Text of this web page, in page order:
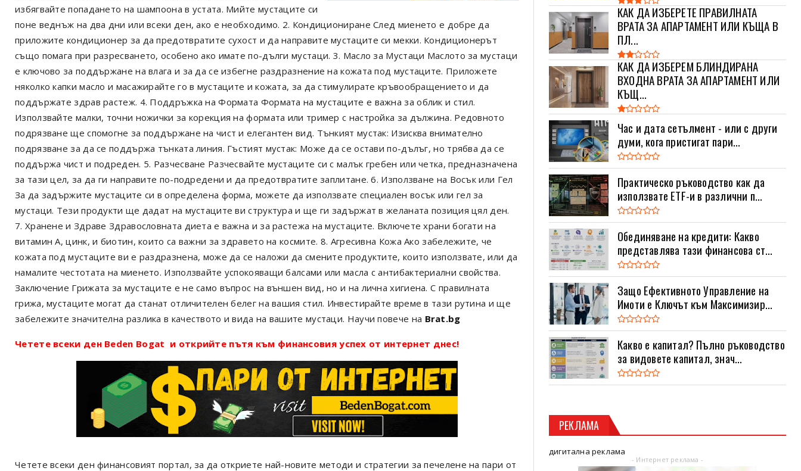
избягвайте попадането на шампоона в устата. Мийте мустаците си
поне веднъж на два дни или всеки ден, ако е необходимо. 2. Кондициониране След миенето е добре да
приложите кондиционер за да предотвратите сухост и да направите мустаците си мекки. Кондиционерът
също помага при разресването, особено ако имате по-дълги мустаци. 3. Масло за Мустаци Маслото за мустаци
е ключово за поддържане на влага и за да се избегне раздразнение на кожата под мустаците. Приложете
няколко капки масло и масажирайте го в мустаците и кожата, за да стимулирате кръвообращението и да
поддържате здрав растеж. 4. Поддръжка на Формата Формата на мустаците е важна за облик и стил.
Използвайте малки, точни ножички за корекция на формата или тример с настройка за дължина. Редовното
подрязване ще спомогне за поддържане на чист и елегантен вид. Тънкият мустак: Изисква внимателно
подрязване за да се поддържа тънката линия. Гъстият мустак: Може да се остави по-дълъг, но трябва да се
поддържа чист и подреден. 5. Разчесване Разчесвайте мустаците си с малък гребен или четка, предназначена
за тази цел, за да ги направите по-подредени и да предотвратите заплитане. 6. Използване на Восък или Гел
За да задържите мустаците си в определена форма, можете да използвате специален восък или гел за
мустаци. Тези продукти ще дадат на мустаците ви структура и ще ги задържат в желаната позиция цял ден.
7. Хранене и Здраве Здравословната диета е важна и за растежа на мустаците. Включете храни богати на
витамин А, цинк, и биотин, които са важни за здравето на космите. 8. Агресивна Кожа Ако забележите, че
кожата под мустаците ви е раздразнена, може да се наложи да смените продуктите, които използвате, или да
намалите честотата на миенето. Използвайте успокояващи балсами или масла с антибактериални свойства.
Заключение Грижата за мустаците е не само въпрос на външен вид, но и на лична хигиена. С правилната
грижа, мустаците могат да станат отличителен белег на вашия стил. Инвестирайте време в тази рутина и ще
забележите значителна разлика в качеството и вида на вашите мустаци. Научи повече на Brat.bg
Четете всеки ден Beden Bogat и открийте пътя към финансовия успех от интернет днес!
Четете всеки ден финансовият портал, за да откриете най-новите методи и стратегии за печелене на пари от
КАК ДА ИЗБЕРЕТЕ ПРАВИЛНАТА
ВРАТА ЗА АПАРТАМЕНТ ИЛИ КЪЩА В
ПЛ...
КАК ДА ИЗБЕРЕМ БЛИНДИРАНА
ВХОДНА ВРАТА ЗА АПАРТАМЕНТ ИЛИ
КЪЩ...
Час и дата сетълмент - или с други
думи, кога пристигат пари...
Практическо ръководство как да
използвате ETF-и в различни п...
Обединяване на кредити: Какво
представлява тази финансова ст...
Защо Ефективното Управление на
Имоти е Ключът към Максимизир...
Какво е капитал? Пълно ръководство
за видовете капитал, знач...
РЕКЛАМА
дигитална реклама
- Интернет реклама -